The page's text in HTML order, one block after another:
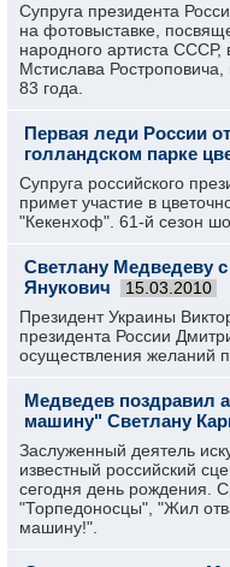
Супруга президента
на фотовыставке,
народного артиста СССР,
Мстислава
83 года.
Первая леди России
голландском парке
Супруга российского
примет участие в
"Кекенхоф". 61-й сезон
Светлану Медведеву
Янукович
15.03.2010
Президент Украины
президента России
осуществления желаний
Медведев поздравил
машину" Светлану
Заслуженный деятель
известный российский
сегодня день рождения.
"Торпедоносцы", "Жил
машину!".